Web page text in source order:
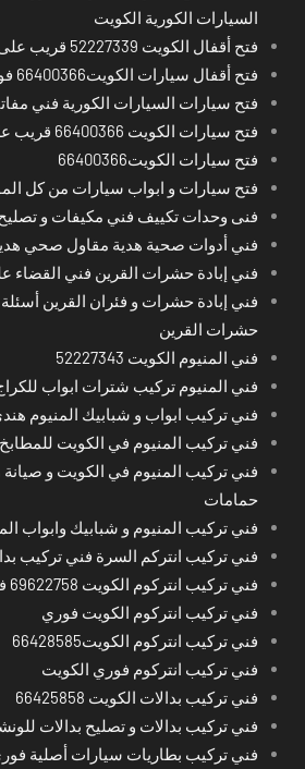
السيارات الكورية الكويت
فتح أقفال الكويت 52227339 قريب على موقعي
فتح أقفال سيارات الكويت66400366 فوري
فتح سيارات السيارات الكورية فني
فتح سيارات الكويت 66400366 قريب على موقعي
فتح سيارات الكويت66400366
فتح سيارات و ابواب سيارات من كل
فنى وحدات تكييف فني مكيفات و
فني أدوات صحية هدية مقاول صحي
فني إبادة حشرات القرين فني القضاء
فني إبادة حشرات و فئران القرين
حشرات القرين
فني المنيوم الكويت 52227343
فني المنيوم تركيب شترات ابواب
فني تركيب ابواب و شبابيك المنيوم
فني تركيب المنيوم في الكويت للمطابخ
فني تركيب المنيوم في الكويت و صيانة
حمامات
فني تركيب المنيوم و شبابيك وابواب
فني تركيب انتركم السرة فني تركيب
فني تركيب انتركوم الكويت 69622758 فوري
فني تركيب انتركوم الكويت فوري
فني تركيب انتركوم الكويت66428585
فني تركيب انتركوم فوري الكويت
فني تركيب بدالات الكويت 66425858
فني تركيب بدالات و تصليح بدالات
فني تركيب بطاريات سيارات أصلية